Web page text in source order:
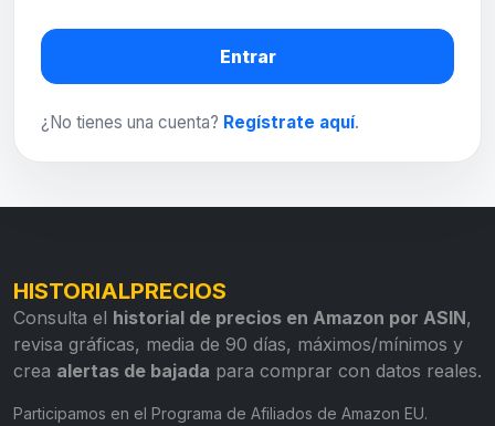
Entrar
¿No tienes una cuenta? Regístrate aquí.
HISTORIALPRECIOS
Consulta el historial de precios en Amazon por ASIN,
revisa gráficas, media de 90 días, máximos/mínimos y
crea alertas de bajada para comprar con datos reales.
Participamos en el Programa de Afiliados de Amazon EU.